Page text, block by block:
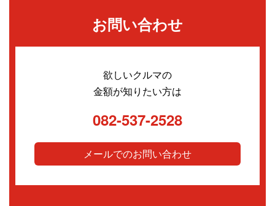
お問い合わせ
欲しいクルマの
金額が知りたい方は
082-537-2528
メールでのお問い合わせ